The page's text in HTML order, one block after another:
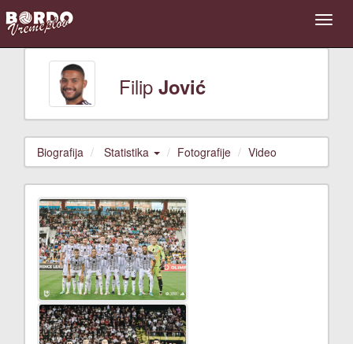
Filip Jović
Biografija Statistika Fotografije Video